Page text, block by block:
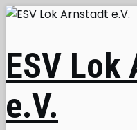
Skip
ESV Lok
e.V.